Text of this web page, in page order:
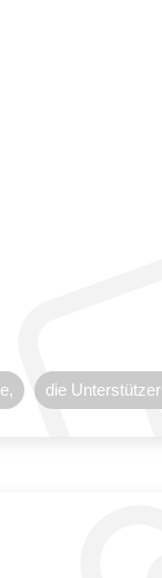
die